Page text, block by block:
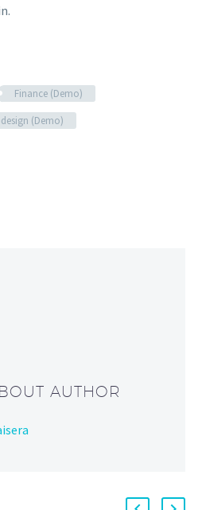
Finance (Demo)
(Demo)
AUTHOR